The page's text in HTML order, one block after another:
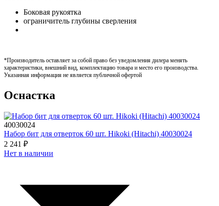
Боковая рукоятка
ограничитель глубины сверления
*Производитель оставляет за собой право без уведомления дилера менять
характеристики, внешний вид, комплектацию товара и место его производства.
Указанная информация не является публичной офертой
Оснастка
40030024
Набор бит для отверток 60 шт. Hikoki (Hitachi) 40030024
2 241 ₽
Нет в наличии